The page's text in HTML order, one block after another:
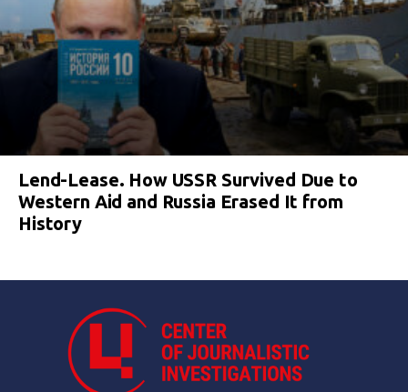
Lend-Lease. How USSR Survived Due to
Western Aid and Russia Erased It from
History